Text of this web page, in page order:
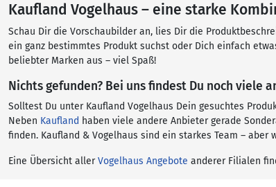
Kaufland Vogelhaus – eine starke
Schau Dir die Vorschaubilder an, lies Dir die
ein ganz bestimmtes Produkt suchst oder Dich einfach
beliebter Marken aus – viel Spaß!
Nichts gefunden? Bei uns findest Du noch viele
Solltest Du unter Kaufland Vogelhaus Dein gesuchtes
Neben Kaufland haben viele andere Anbieter gerade
finden. Kaufland & Vogelhaus sind ein starkes Team –
Eine Übersicht allerVogelhaus Angebote anderer Filialen